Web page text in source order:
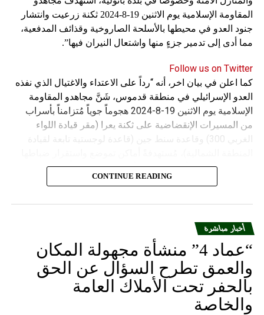
المقاومة الإسلامية يوم الاثنين 19-8-2024 ثكنة زرعيت وانتشار
جنود العدو في محيطها بالأسلحة الصاروخية وقذائف المدفعية،
مما أدى إلى تدمير جزءٍ منها واشتعال النيران فيها”.
Follow us on Twitter
كما اعلن في بيان اخر، أنه “رداً على الاعتداء والاغتيال الذي نفذه
العدو الإسرائيلي في منطقة قدموس، شَنَّ مجاهدو المقاومة
الإسلامية يوم الاثنين 19-8-2024 هجوماً جوياً مُتزامناً بأسراب
من المسيرات الإنقضاضية على ثكنة يعرا (مقر قيادة اللواء
الغربي 300) وقاعدة سنط جين (قاعدة لوجستية تابعة لقيادة
وجنودها وأصابت أهدافها بدقة وأوقعت فيهم عدداً من القتلى
CONTINUE READING
أخبار مباشرة
“عماد 4” منشأة مجهولة المكان
والعمق تطرح السؤال عن الحق
بالحفر تحت الأملاك العامة
والخاصة